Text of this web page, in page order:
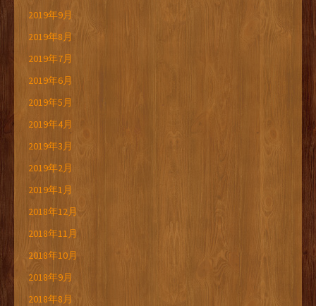
2019年9月
2019年8月
2019年7月
2019年6月
2019年5月
2019年4月
2019年3月
2019年2月
2019年1月
2018年12月
2018年11月
2018年10月
2018年9月
2018年8月